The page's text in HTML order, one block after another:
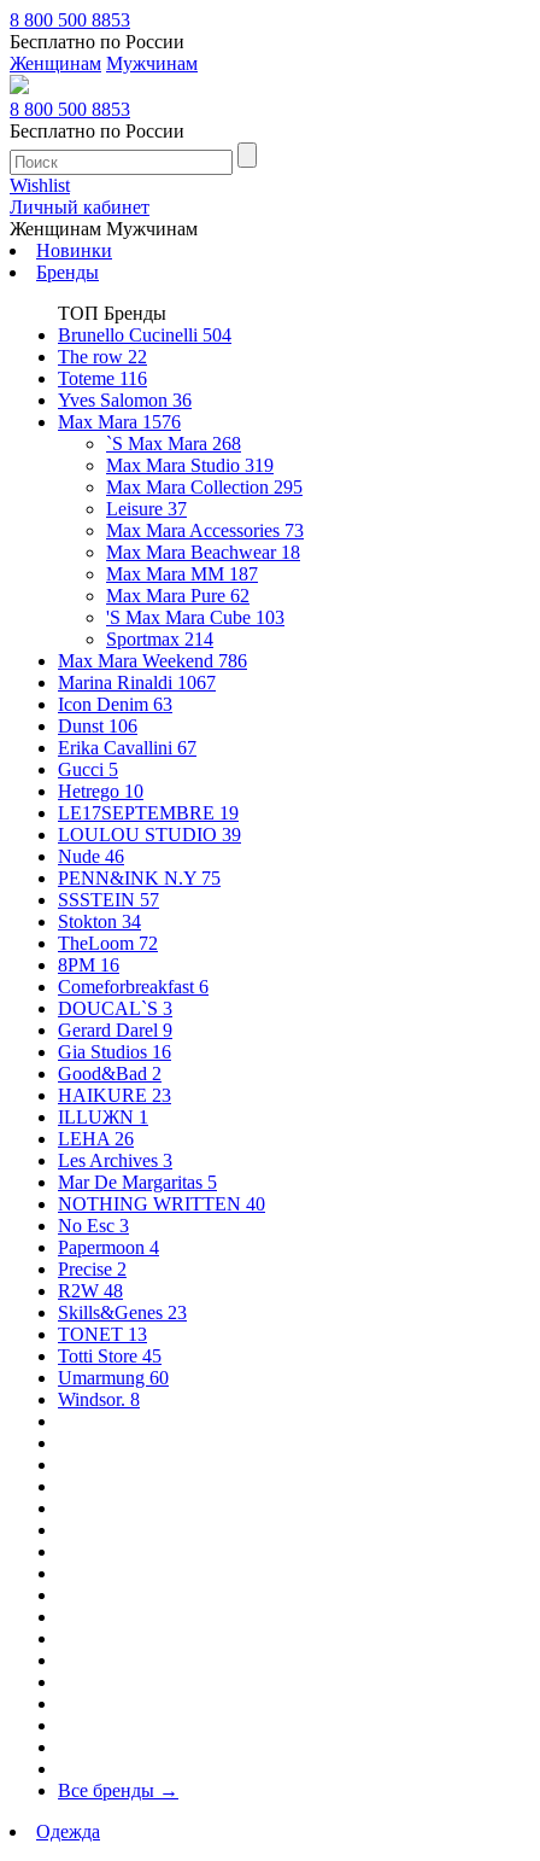
8 800 500 8853
Бесплатно по России
Женщинам Мужчинам
8 800 500 8853
Бесплатно по России
Wishlist
Личный кабинет
Женщинам Мужчинам
Новинки
Бренды
ТОП Бренды
Brunello Cucinelli 504
The row 22
Toteme 116
Yves Salomon 36
Max Mara 1576
`S Max Mara 268
Max Mara Studio 319
Max Mara Collection 295
Leisure 37
Max Mara Accessories 73
Max Mara Beachwear 18
Max Mara MM 187
Max Mara Pure 62
'S Max Mara Cube 103
Sportmax 214
Max Mara Weekend 786
Marina Rinaldi 1067
Icon Denim 63
Dunst 106
Erika Cavallini 67
Gucci 5
Hetrego 10
LE17SEPTEMBRE 19
LOULOU STUDIO 39
Nude 46
PENN&INK N.Y 75
SSSTEIN 57
Stokton 34
TheLoom 72
8PM 16
Comeforbreakfast 6
DOUCAL`S 3
Gerard Darel 9
Gia Studios 16
Good&Bad 2
HAIKURE 23
ILLUЖN 1
LEHA 26
Les Archives 3
Mar De Margaritas 5
NOTHING WRITTEN 40
No Esc 3
Papermoon 4
Precise 2
R2W 48
Skills&Genes 23
TONET 13
Totti Store 45
Umarmung 60
Windsor. 8
Все бренды →
Одежда